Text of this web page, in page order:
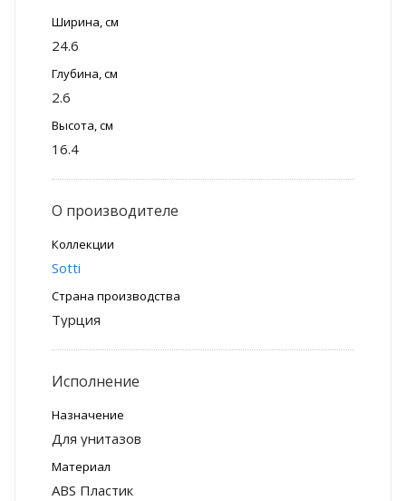
Ширина, см
24.6
Глубина, см
2.6
Высота, см
16.4
О производителе
Коллекции
Sotti
Страна производства
Турция
Исполнение
Назначение
Для унитазов
Материал
ABS Пластик